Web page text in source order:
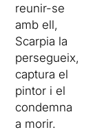
reunir-se
amb ell,
Scarpia la
persegueix,
captura el
pintor i el
condemna
a morir.